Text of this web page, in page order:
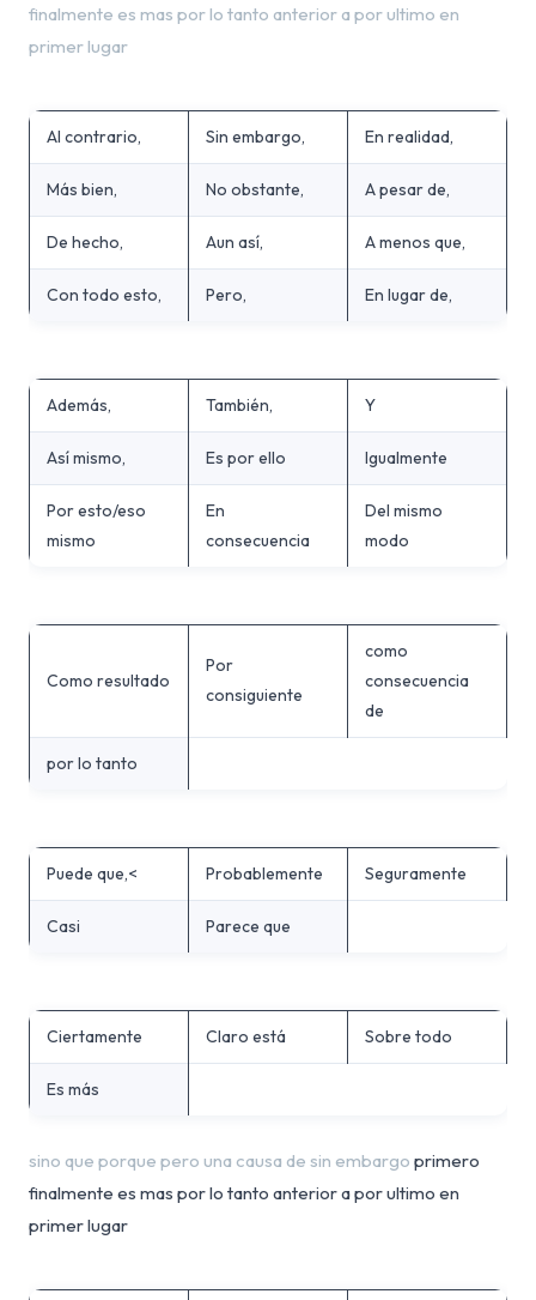
finalmente es mas por lo tanto anterior a por ultimo en
primer lugar
Al contrario, Sin embargo, En realidad,
Más bien, No obstante, A pesar de,
De hecho, Aun así, A menos que,
Con todo esto, Pero, En lugar de,
Además, También, Y
Así mismo, Es por ello Igualmente
Por esto/eso
mismo
En
consecuencia
Del mismo
modo
Como resultado
Por
consiguiente
como
consecuencia
de
por lo tanto
Puede que,< Probablemente Seguramente
Casi Parece que
Ciertamente Claro está Sobre todo
Es más
sino que porque pero una causa de sin embargo primero
finalmente es mas por lo tanto anterior a por ultimo en
primer lugar